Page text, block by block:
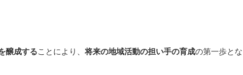
醸成することにより、将来の地域活動の担い手の育成の第一歩とな